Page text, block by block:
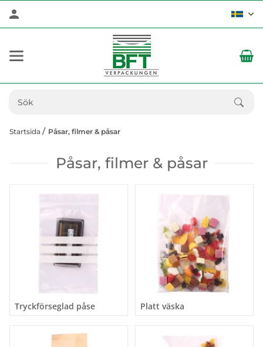
Startsida Påsar, filmer & påsar
Påsar, filmer & påsar
Tryckförseglad påse Platt väska